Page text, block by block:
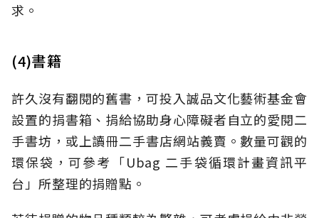
求。
(4)書籍
許久沒有翻閱的舊書，可投入誠品文化藝術基金會
設置的捐書箱、捐給協助身心障礙者自立的愛閱二
手書坊，或上讀冊二手書店網站義賣。數量可觀的
環保袋，可參考「Ubag 二手袋循環計畫資訊平
台」所整理的捐贈點。